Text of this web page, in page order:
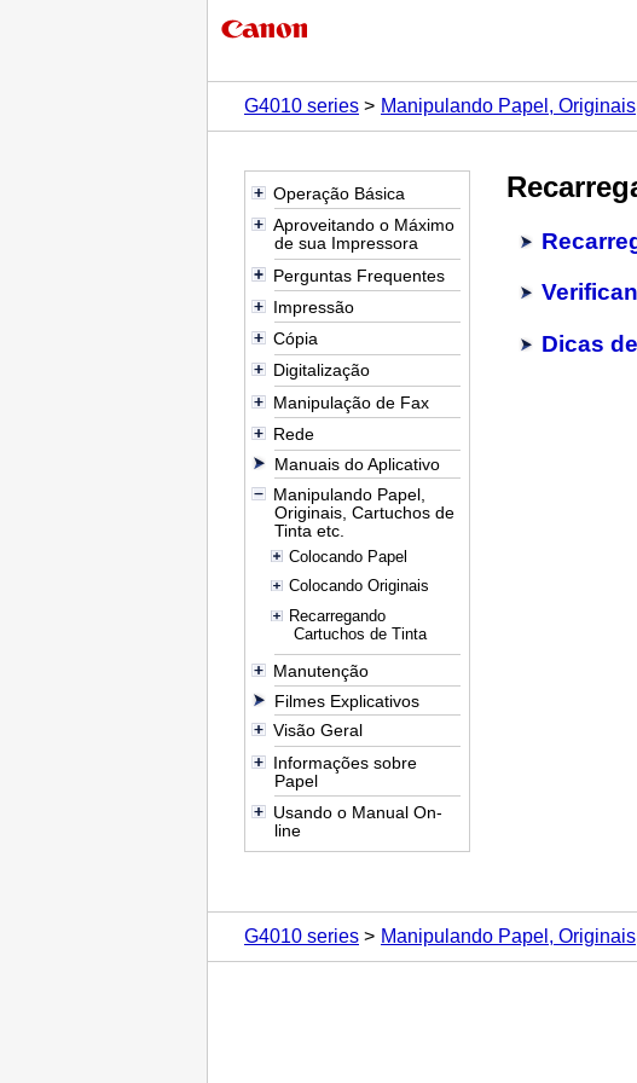
G4010 series
Manipulando Papel,
Operação Básica
Aproveitando o Máximo
de sua Impressora
Perguntas Frequentes
Impressão
Cópia
Digitalização
Manipulação de Fax
Rede
Manuais do Aplicativo
Manipulando Papel,
Originais, Cartuchos de
Tinta etc.
Colocando Papel
Colocando Originais
Recarregando
Cartuchos de Tinta
Manutenção
Filmes Explicativos
Visão Geral
Informações sobre
Papel
Usando o Manual On-
line
Dicas
G4010 series Manipulando Papel,